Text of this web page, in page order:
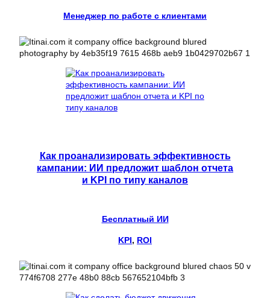
Менеджер по работе с клиентами
Как проанализировать эффективность
кампании: ИИ предложит шаблон отчета
и KPI по типу каналов
Бесплатный ИИ
KPI, ROI